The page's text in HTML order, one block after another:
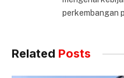
perkembangan
Related Posts